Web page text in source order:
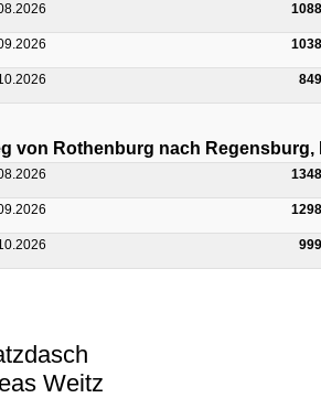
von Rothenburg nach Regensburg,
Weitz